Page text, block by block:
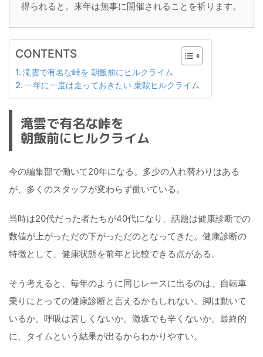
得られると。来年は無事に開催されることを祈ります。
CONTENTS
滝雲で有名な峠を 朝飯前にヒルクライム
一年に一度は走っておきたい 乗鞍ヒルクライム
滝雲で有名な峠を
朝飯前にヒルクライム
今の編集部で働いて20年になる。多少の入れ替わりはある
が、多くのスタッフが変わらず働いている。
当時は20代だった者たちが40代になり、話題は健康診断での
数値が上がっただの下がっただのとなってきた。健康診断の
特徴として、健康状態を前年と比較できる点がある。
そう考えると、毎年のように同じレースに出るのは、自転車
乗りにとっての健康診断と言えるかもしれない。脚は動いて
いるか。呼吸は苦しくないか。激坂でも辛くないか。最終的
に、タイムという結果が出るからわかりやすい。